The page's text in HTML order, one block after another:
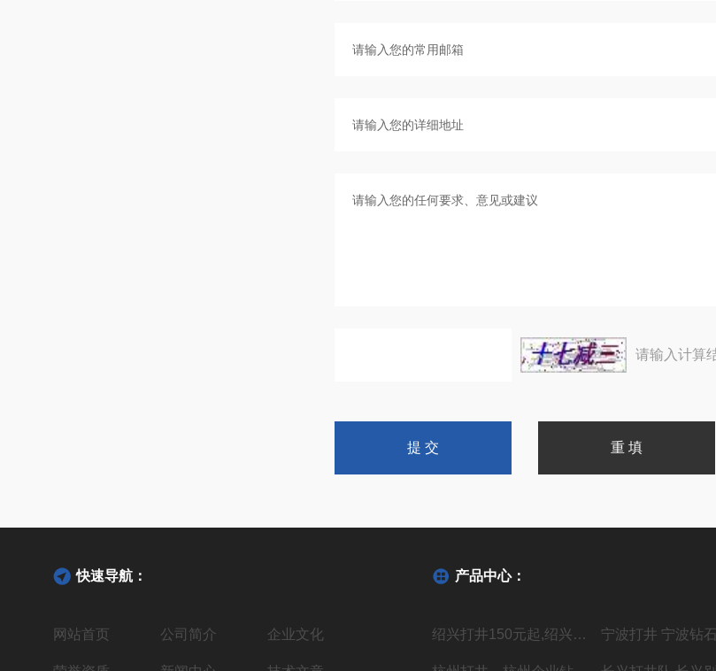
请输入计算
快速导航：
网站首页 公司简介 企业文化
产品中心：
绍兴打井150元起,绍兴机器钻水井施工单位